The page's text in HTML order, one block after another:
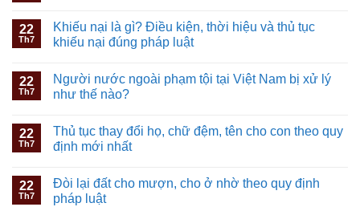
22
Th7
Khiếu nại là gì? Điều kiện, thời hiệu và thủ tục
khiếu nại đúng pháp luật
22
Th7
Người nước ngoài phạm tội tại Việt Nam bị xử lý
như thế nào?
22
Th7
Thủ tục thay đổi họ, chữ đệm, tên cho con theo quy
định mới nhất
22
Th7
Đòi lại đất cho mượn, cho ở nhờ theo quy định
pháp luật